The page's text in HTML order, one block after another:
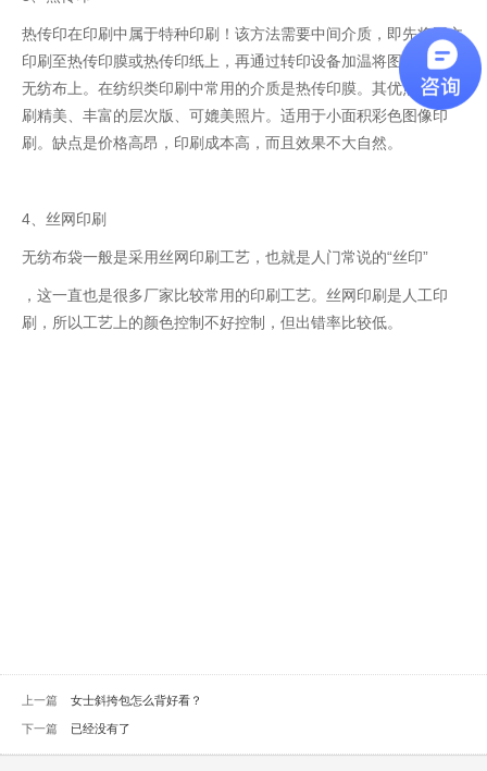
热传印在印刷中属于特种印刷！该方法需要中间介质，即先将图文
印刷至热传印膜或热传印纸上，再通过转印设备加温将图案转移到
无纺布上。在纺织类印刷中常用的介质是热传印膜。其优点是：印
刷精美、丰富的层次版、可媲美照片。适用于小面积彩色图像印
刷。缺点是价格高昂，印刷成本高，而且效果不大自然。
4、丝网印刷
无纺布袋一般是采用丝网印刷工艺，也就是人门常说的“丝印”
，这一直也是很多厂家比较常用的印刷工艺。丝网印刷是人工印
刷，所以工艺上的颜色控制不好控制，但出错率比较低。
上一篇 女士斜挎包怎么背好看？
下一篇 已经没有了